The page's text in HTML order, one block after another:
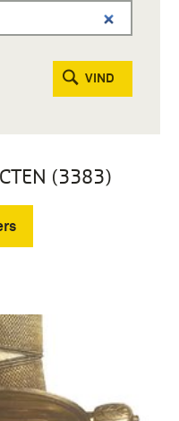
VIND
(3383)